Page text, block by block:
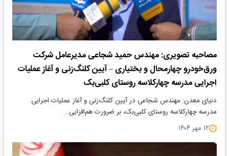
مصاحبه تصویری: مهندس حمید شجاعی مدیرعامل شرکت
ورق‌خودرو چهارمحال و بختیاری – آیین کلنگ‌زنی و آغاز عملیات
اجرایی مدرسه چهارکلاسه روستای کلبی‌بک
دنیای معدن: مهندس شجاعی در آیین کلنگ‌زنی و آغاز عملیات اجرایی
مدرسه چهارکلاسه روستای کلبی‌بک، بر ضرورت هم‌افزایی…
۱۲ مهر ۱۴۰۴